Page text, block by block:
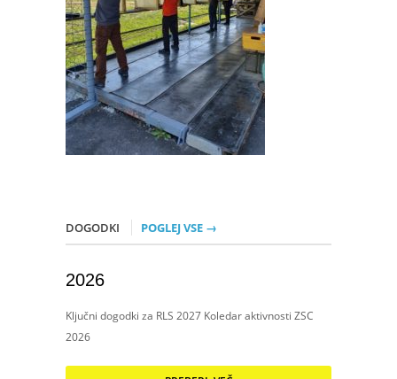
DOGODKI POGLEJ VSE →
2026
Ključni dogodki za RLS 2027 Koledar aktivnosti ZSC
2026